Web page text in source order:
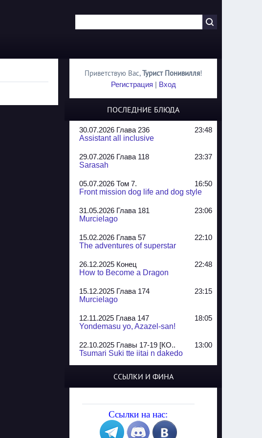
Приветствую Вас,Турист Понивилля!
Регистрация | Вход
ПОСЛЕДНИЕ БЛЮДА
30.07.2026 Глава 236
23:48
Assistant all inclusive
29.07.2026 Глава 118
23:37
Sarasah
05.07.2026 Том 7.
16:50
Front mission dog life and dog style
31.05.2026 Глава 181
23:06
Murcielago
15.02.2026 Глава 57
22:10
The adventures of superstar
26.12.2025 Конец
22:48
How to Become a Dragon
15.12.2025 Глава 174
23:15
Murcielago
12.11.2025 Глава 147
18:05
Yondemasu yo, Azazel-san!
22.10.2025 Главы 17-19 [КО..
13:00
Tsumari Suki tte iitai n dakedo
Jungle Juice
Yozakura Shijuusou
08.08.2025 Глава 50
A Compendium of Ghosts
ССЫЛКИ И ФИНА
Ссылки на нас: